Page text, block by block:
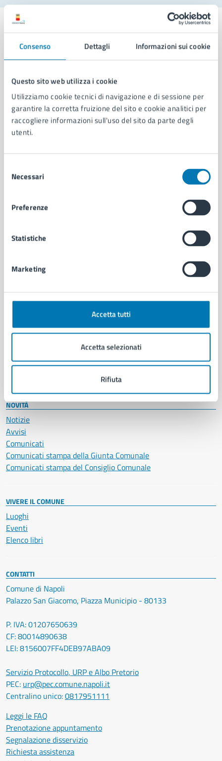
Consenso Dettagli Informazioni sui cookie
Questo sito web utilizza i cookie
Utilizziamo cookie tecnici di navigazione e di sessione per
garantire la corretta fruizione del sito e cookie analitici per
raccogliere informazioni sull'uso del sito da parte degli
utenti.
delNecessari
Preferenze
Statistiche
Marketing
Accetta tutti
Accetta selezionati
Rifiuta
Comune di Napoli
AMMINISTRAZIONE
Aree amministrative
Organi di governo
Municipalità
Personale amministrativo
Intranet, posta aziendale e protocollo
CATEGORIE DI SERVIZIO
Anagrafe e stato civile
Autorizzazioni
Documenti e certificati
Imprese e commercio
Salute, benessere e assistenza
Servizi Cimiteriali
Vita lavorativa
NOVITÀ
Notizie
Avvisi
Comunicati
Comunicati stampa della Giunta Comunale
Comunicati stampa del Consiglio Comunale
VIVERE IL COMUNE
Luoghi
Eventi
Elenco libri
CONTATTI
Comune di Napoli
Palazzo San Giacomo, Piazza Municipio - 80133
P. IVA: 01207650639
CF: 80014890638
LEI: 8156007FF4DEB97ABA09
Servizio Protocollo, URP e Albo Pretorio
PEC: urp@pec.comune.napoli.it
Centralino unico:0817951111
Leggi le FAQ
Prenotazione appuntamento
Segnalazione disservizio
Richiesta assistenza